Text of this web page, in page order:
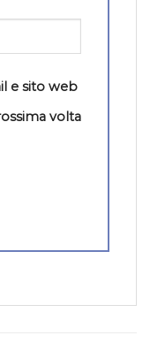
e sito web
volta